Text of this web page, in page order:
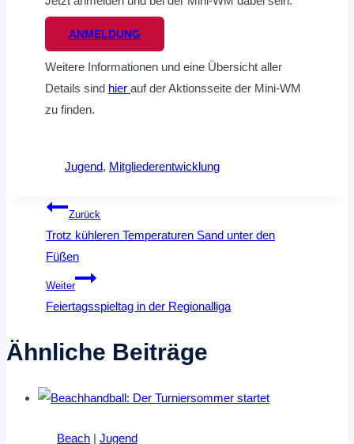
ANMELDUNG
Weitere Informationen und eine Übersicht aller
Details sind hier auf der Aktionsseite der Mini-WM
zu finden.
Jugend, Mitgliederentwicklung
Beitragsnavigation
Zurück
Trotz kühleren Temperaturen Sand unter den
Füßen
Weiter
Feiertagsspieltag in der Regionalliga
Ähnliche Beiträge
Beach | Jugend